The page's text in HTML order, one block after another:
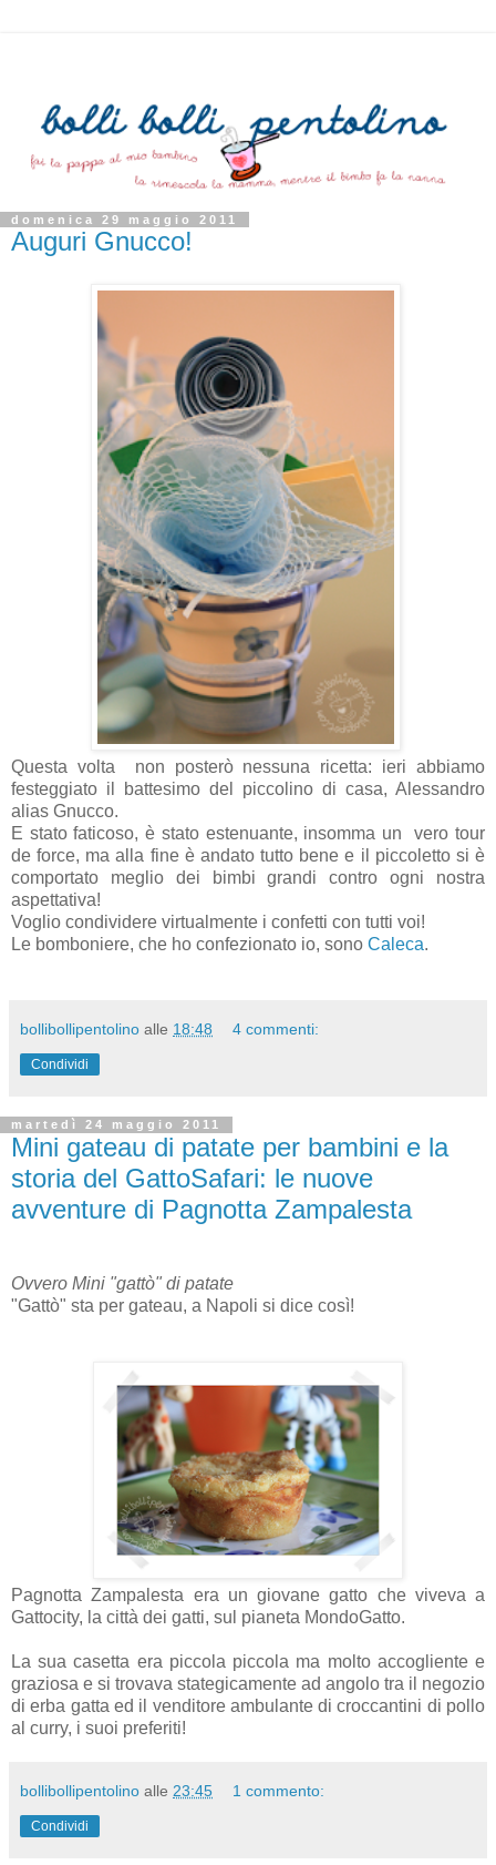
domenica 29 maggio 2011
Auguri Gnucco!
Questa volta non posterò nessuna ricetta: ieri abbiamo
festeggiato il battesimo del piccolino di casa, Alessandro
alias Gnucco.
E stato faticoso, è stato estenuante, insomma un vero tour
de force, ma alla fine è andato tutto bene e il piccoletto si è
comportato meglio dei bimbi grandi contro ogni nostra
aspettativa!
Voglio condividere virtualmente i confetti con tutti voi!
Le bomboniere, che ho confezionato io, sono Caleca.
bollibollipentolino alle 18:48 4 commenti:
Condividi
martedì 24 maggio 2011
Mini gateau di patate per bambini e la
storia del GattoSafari: le nuove
avventure di Pagnotta Zampalesta
Ovvero Mini "gattò" di patate
"Gattò" sta per gateau, a Napoli si dice così!
Pagnotta Zampalesta era un giovane gatto che viveva a
Gattocity, la città dei gatti, sul pianeta MondoGatto.
La sua casetta era piccola piccola ma molto accogliente e
graziosa e si trovava stategicamente ad angolo tra il negozio
di erba gatta ed il venditore ambulante di croccantini di pollo
al curry, i suoi preferiti!
bollibollipentolino alle 23:45 1 commento:
Condividi